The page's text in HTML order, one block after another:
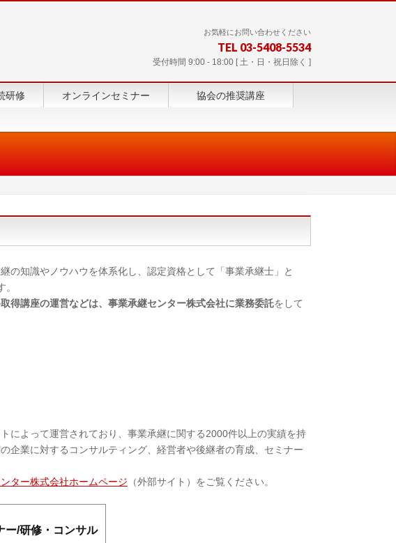
お気軽にお問い合わせください
TEL 03-5408-5534
受付時間 9:00 - 18:00 [ 土・日・祝日除く ]
研修 オンラインセミナー 協会の推奨講座
の知識やノウハウを体系化し、認定資格として「事業承継士」と
得講座の運営などは、事業承継センター株式会社に業務委託をして
によって運営されており、事業承継に関する2000件以上の実績を持
企業に対するコンサルティング、経営者や後継者の育成、セミナー
ター株式会社ホームページ （外部サイト）をご覧ください。
ー/研修・コンサル